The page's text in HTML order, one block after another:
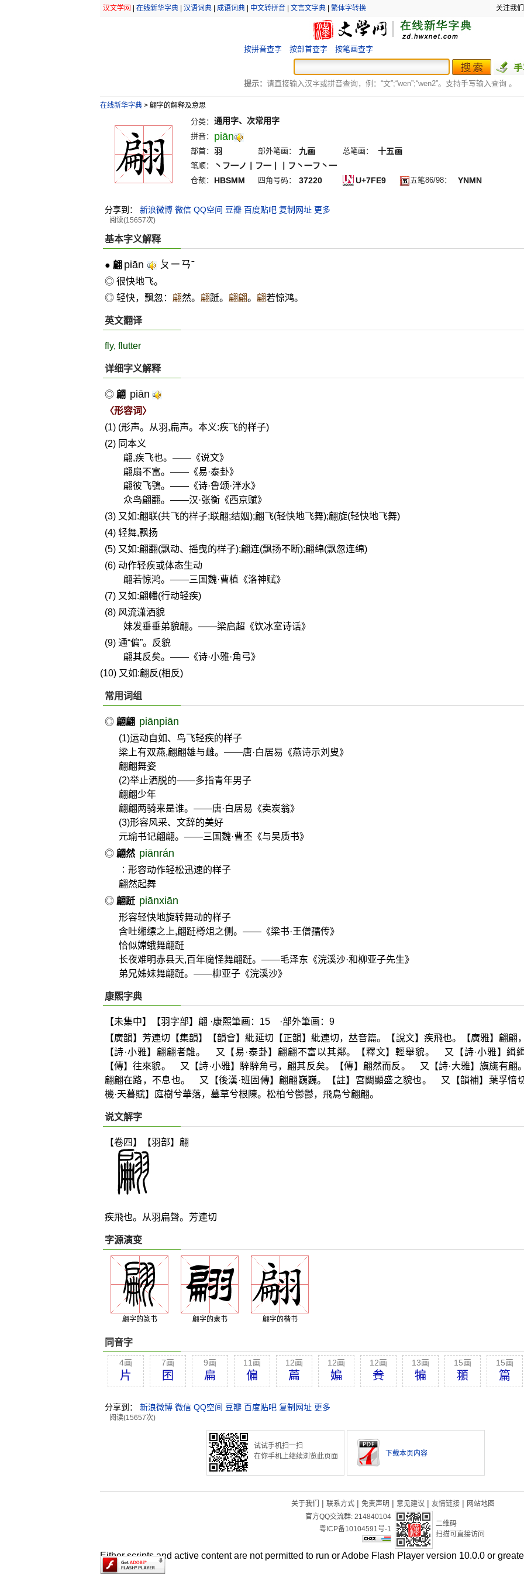
汉文学网 在线新华字典| 汉语词典| 成语词典| 中文转拼音| 文言文字典| 繁体字转换 关注我
按拼音查字 按部首查字 按笔画查字
提示： 请直接输入汉字或拼音查询，例：“文”;“wen”;“wen2”。支持手写输入查询 。
在线新华字典 >翩字的解释及意思
分类： 通用字、次常用字
拼音： piān
部首： 羽 部外笔画： 九画 总笔画： 十五画
笔顺： 丶フ一ノ丨フ一丨丨フ丶一フ丶一
仓颉： HBSMM 四角号码： 37220 U+7FE9 五笔86/98： YNMN
分享到： 新浪微博 微信 QQ空间 豆瓣 百度贴吧 复制网址 更多
阅读(15657次)
基本字义解释
● 翩 piān ㄆㄧㄢˉ
◎ 很快地飞。
◎ 轻快，飘忽： 翩然。 翩跹。 翩翩。 翩若惊鸿。
英文翻译
fly, flutter
详细字义解释
◎ 翩 piān
〈形容词〉
(1) (形声。从羽,扁声。本义:疾飞的样子)
(2) 同本义
翩,疾飞也。——《说文》
翩扇不富。——《易·泰卦》
翩彼飞鴞。——《诗·鲁颂·泮水》
众鸟翩翻。——汉·张衡《西京赋》
(3) 又如:翩联(共飞的样子;联翩;结姻);翩飞(轻快地飞舞);翩旋(轻快地飞舞)
(4) 轻舞,飘扬
(5) 又如:翩翻(飘动、摇曳的样子);翩连(飘扬不断);翩绵(飘忽连绵)
(6) 动作轻疾或体态生动
翩若惊鸿。——三国魏·曹植《洛神赋》
(7) 又如:翩幡(行动轻疾)
(8) 风流潇洒貌
妹发垂垂弟貌翩。——梁启超《饮冰室诗话》
(9) 通“偏”。反貌
翩其反矣。——《诗·小雅·角弓》
(10) 又如:翩反(相反)
常用词组
◎ 翩翩 piānpiān
(1)运动自如、鸟飞轻疾的样子
梁上有双燕,翩翩雄与雌。——唐·白居易《燕诗示刘叟》
翩翩舞姿
(2)举止洒脱的——多指青年男子
翩翩少年
翩翩两骑来是谁。——唐·白居易《卖炭翁》
(3)形容风采、文辞的美好
元瑜书记翩翩。——三国魏·曹丕《与吴质书》
◎ 翩然 piānrán
∶形容动作轻松迅速的样子
翩然起舞
◎ 翩跹 piānxiān
形容轻快地旋转舞动的样子
含吐缃缥之上,翩跹樽俎之侧。——《梁书·王僧孺传》
恰似嫦蛾舞翩跹
长夜难明赤县天,百年魔怪舞翩跹。——毛泽东《浣溪沙·和柳亚子先生》
弟兄姊妹舞翩跹。——柳亚子《浣溪沙》
康熙字典
【未集中】【羽字部】翩 ·康熙筆画：15 ·部外筆画：9
【廣韻】芳連切【集韻】【韻會】紕延切【正韻】紕連切，𠀤音篇。【說文】疾飛也。【廣雅】翩翩
【詩·小雅】翩翩者鵻。 又【易·泰卦】翩翩不富以其鄰。【釋文】輕舉貌。 又【詩·小雅】緝
【傳】往來貌。 又【詩·小雅】騂騂角弓，翩其反矣。【傳】翩然而反。 又【詩·大雅】旟旐有翩
翩翩在路，不息也。 又【後漢·班固傳】翩翩巍巍。【註】宮闕顯盛之貌也。 又【韻補】葉孚愔
機·天暮賦】庭樹兮華落，墓草兮根陳。松柏兮鬱鬱，飛鳥兮翩翩。
说文解字
【卷四】【羽部】 翩
疾飛也。从羽扁聲。芳連切
字源演变
翩字的篆书 翩字的隶书 翩字的楷书
同音字
4画
片
7画
囨
9画
扁
11画
偏
12画
萹
12画
媥
12画
貵
13画
犏
15画
頨
15画
篇
分享到： 新浪微博 微信 QQ空间 豆瓣 百度贴吧 复制网址 更多
阅读(15657次)
试试手机扫一扫
在你手机上继续浏览此页面
下载本页内容
关于我们 | 联系方式 | 免责声明 | 意见建议 | 友情链接 | 网站地图
官方QQ交流群: 214840104
粤ICP备10104591号-1
二维码
扫描可直接访问
Either scripts and active content are not permitted to run or Adobe Flash Player version 10.0.0 or